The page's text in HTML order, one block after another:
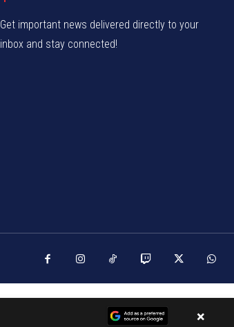
Get important news delivered directly to your
inbox and stay connected!
×